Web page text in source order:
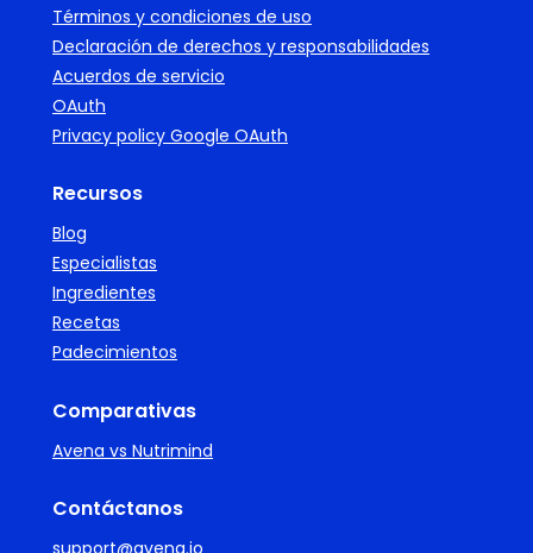
Términos y condiciones de uso
Declaración de derechos y responsabilidades
Acuerdos de servicio
OAuth
Privacy policy Google OAuth
Recursos
Blog
Especialistas
Ingredientes
Recetas
Padecimientos
Comparativas
Avena vs Nutrimind
Contáctanos
support@avena.io